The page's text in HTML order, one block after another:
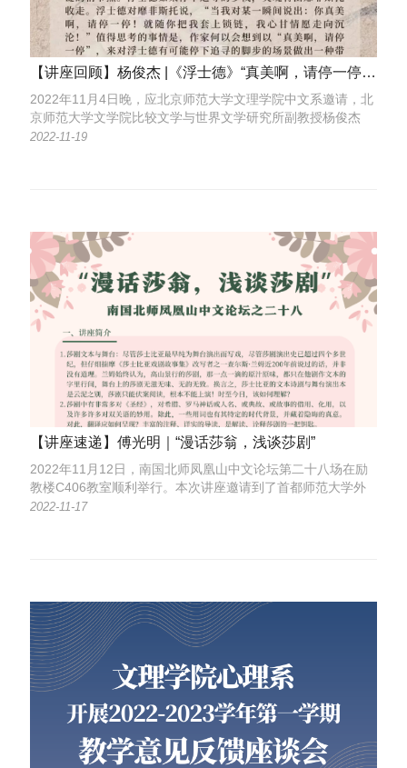
【讲座回顾】杨俊杰 |《浮士德》“真美啊，请停一停”义解
2022年11月4日晚，应北京师范大学文理学院中文系邀请，北
京师范大学文学院比较文学与世界文学研究所副教授杨俊杰
以“《浮士德》‘真美啊，请停一停’义解”为题，在线上为珠海校
2022-11-19
【讲座速递】傅光明｜“漫话莎翁，浅谈莎剧”
2022年11月12日，南国北师凤凰山中文论坛第二十八场在励
教楼C406教室顺利举行。本次讲座邀请到了首都师范大学外
国语学院教授傅光明老师担任主讲嘉宾，由北京师范大学文学
2022-11-17